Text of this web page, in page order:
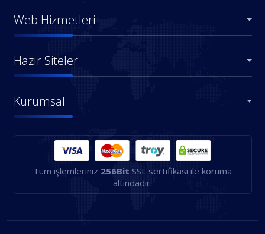
Web Hizmetleri
Hazır Siteler
Kurumsal
Tüm işlemleriniz 256Bit SSL sertifikası ile koruma
altındadır.